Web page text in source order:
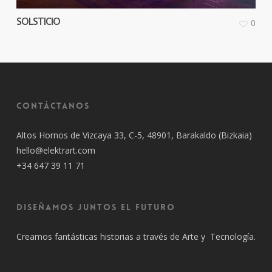
SOLSTICIO 0
Contáctanos
Altos Hornos de Vizcaya 33, C-5, 48901, Barakaldo (Bizkaia)
hello@elektrart.com
+34 647 39 11 71
Diseñamos juntos el futuro
Creamos fantásticas historias a través de Arte y Tecnología.